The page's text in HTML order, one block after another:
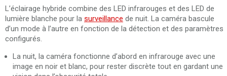
L’éclairage hybride combine des LED infrarouges et des LED de
lumière blanche pour la surveillance de nuit. La caméra bascule
d’un mode à l’autre en fonction de la détection et des paramètres
configurés.
La nuit, la caméra fonctionne d’abord en infrarouge avec une
image en noir et blanc, pour rester discrète tout en gardant une